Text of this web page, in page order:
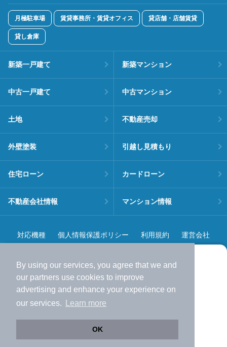
By using our services, you agree that we and
our partners use cookies to improve
advertising and enhance your experience on
our services.
Learn more
OK
より使いやすくなった
アプリで物件探ししませんか？
サクサク動く地図で物件検索
月極駐車場 賃貸事務所・賃貸オフィス 貸店舗・店舗賃貸
貸し倉庫
新築一戸建て 新築マンション
中古一戸建て 中古マンション
土地 不動産売却
外壁塗装 引越し見積もり
住宅ローン カードローン
不動産会社情報 マンション情報
対応機種 個人情報保護ポリシー 利用規約 運営会社
©NIFTY Lifestyle Co., Ltd.